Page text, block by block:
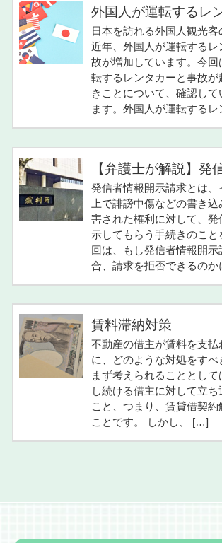
外国人が運転するレ
日本を訪れる外国人観光客
近年、外国人が運転する
故が増加しています。今回
転するレンタカーと事故
きことについて、確認し
ます。外国人が運転する
【弁護士が解説】発
発信者情報開示請求とは、
上で誹謗中傷などの書き
害された権利に対して、発
示してもらう手続きのこと
回は、もし発信者情報開
合、請求を拒否できるの
賃料滞納対策
不動産の借主が賃料を支払
に、どのような対処をすべ
まず考えられることとし
し続ける借主に対して立ち
こと、つまり、賃貸借契約
ことです。 しかし、 […]